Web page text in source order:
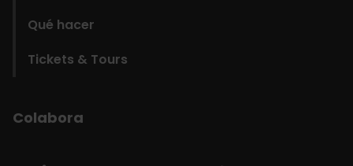
Qué hacer
Tickets & Tours
Colabora